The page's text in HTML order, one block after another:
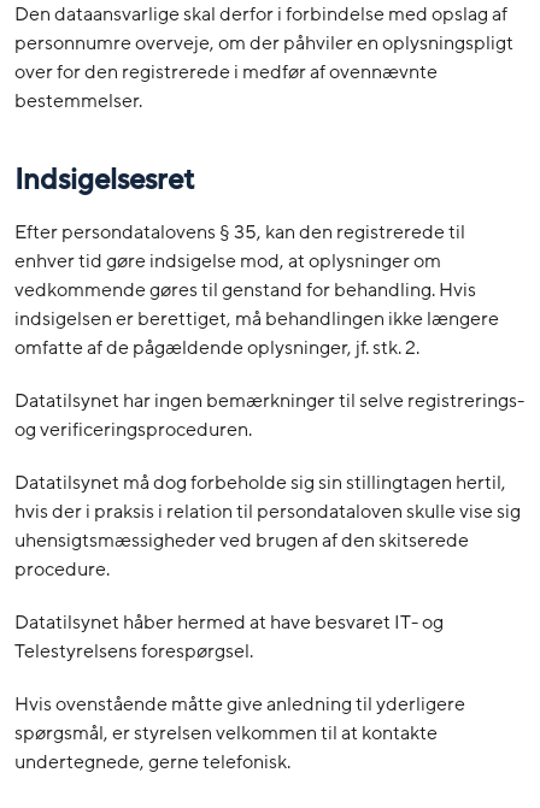
Den dataansvarlige skal derfor i forbindelse med opslag af
personnumre overveje, om der påhviler en oplysningspligt
over for den registrerede i medfør af ovennævnte
bestemmelser.
Indsigelsesret
Efter persondatalovens § 35, kan den registrerede til
enhver tid gøre indsigelse mod, at oplysninger om
vedkommende gøres til genstand for behandling. Hvis
indsigelsen er berettiget, må behandlingen ikke længere
omfatte af de pågældende oplysninger, jf. stk. 2.
Datatilsynet har ingen bemærkninger til selve registrerings-
og verificeringsproceduren.
Datatilsynet må dog forbeholde sig sin stillingtagen hertil,
hvis der i praksis i relation til persondataloven skulle vise sig
uhensigtsmæssigheder ved brugen af den skitserede
procedure.
Datatilsynet håber hermed at have besvaret IT- og
Telestyrelsens forespørgsel.
Hvis ovenstående måtte give anledning til yderligere
spørgsmål, er styrelsen velkommen til at kontakte
undertegnede, gerne telefonisk.